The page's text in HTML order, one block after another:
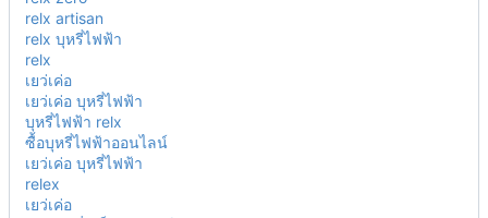
relx artisan
relx บุหรี่ไฟฟ้า
relx
เยว่เค่อ
เยว่เค่อ บุหรี่ไฟฟ้า
บุหรี่ไฟฟ้า relx
ซื้อบุหรี่ไฟฟ้าออนไลน์
เยว่เค่อ บุหรี่ไฟฟ้า
relex
เยว่เค่อ